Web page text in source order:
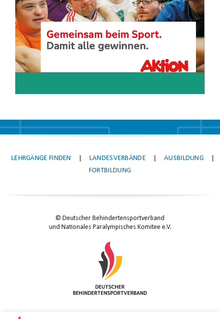
LEHRGÄNGE FINDEN LANDESVERBÄNDE AUSBILDUNG
FORTBILDUNG
© Deutscher Behindertensportverband
und Nationales Paralympisches Komitee e.V.